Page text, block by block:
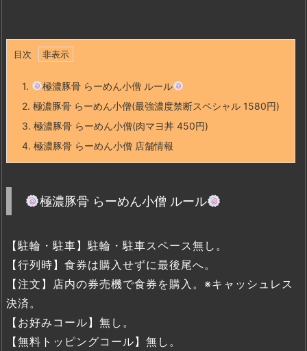
目次
1.
極濃豚骨 らーめん小僧 ルール
2. 極濃豚骨 らーめん小僧(最強濃度禁断スペシャル 1580円)
3. 極濃豚骨 らーめん小僧(肉マヨ丼 450円)
4. 極濃豚骨 らーめん小僧 店舗情報
極濃豚骨 らーめん小僧 ルール
【駐輪・駐車】駐輪・駐車スペース無し。
【行列時】食券は購入せずに最後尾へ。
【注文】店内の券売機で食券を購入。※キャッシュレス
決済。
【お好みコール】無し。
【無料トッピングコール】無し。